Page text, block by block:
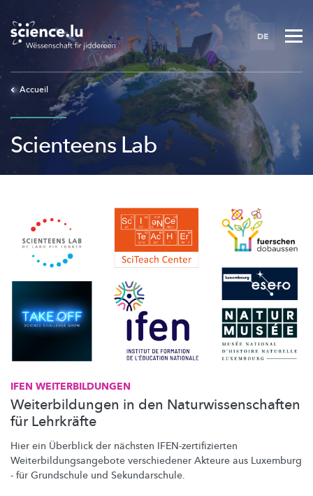
main
content
DE
Accueil
Scienteens Lab
IFEN WEITERBILDUNGEN
Weiterbildungen in den Naturwissenschaften
für Lehrkräfte
Hier ein Überblick der nächsten IFEN-zertifizierten
Weiterbildungsangebote verschiedener Akteure aus Luxemburg
- für Grundschule und Sekundarschule.